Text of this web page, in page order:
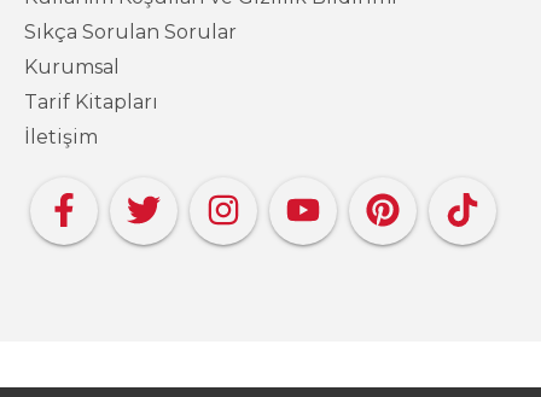
Sıkça Sorulan Sorular
Kurumsal
Tarif Kitapları
İletişim